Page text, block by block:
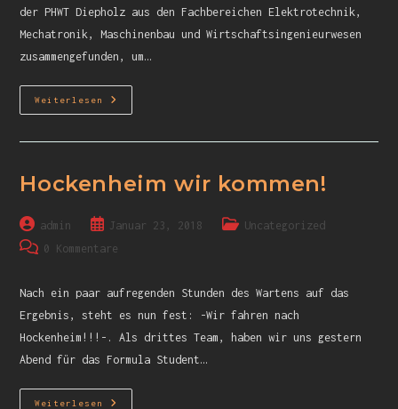
der PHWT Diepholz aus den Fachbereichen Elektrotechnik,
Mechatronik, Maschinenbau und Wirtschaftsingenieurwesen
zusammengefunden, um…
Weiterlesen
Hockenheim wir kommen!
admin Januar 23, 2018
Uncategorized
0 Kommentare
Nach ein paar aufregenden Stunden des Wartens auf das
Ergebnis, steht es nun fest: -Wir fahren nach
Hockenheim!!!-. Als drittes Team, haben wir uns gestern
Abend für das Formula Student…
Weiterlesen